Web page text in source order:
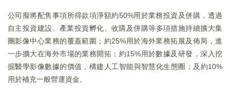
公司擬將配售事項所得款項淨額約50%用於業務投資及併購，透過
自主投資建設、產業投資孵化、收購及併購等多項措施持續擴大集
團影像中心業務的覆蓋範圍；約25%用於海外業務拓展及佈局，進
一步擴大在海外市場的業務開拓；約15%用於數據及研發，深入挖
掘醫學影像數據的價值，構建人工智能與智慧化生態圈；及約10%
用於補充一般營運資金。